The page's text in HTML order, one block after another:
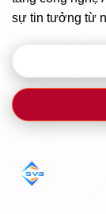
sự tin tưởng từ